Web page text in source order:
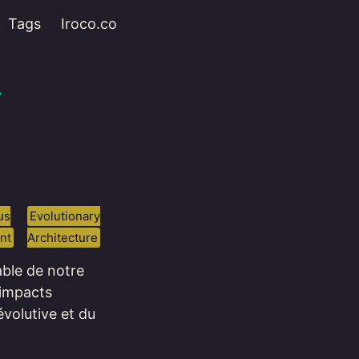
Tags Iroco.co
Evolutionary
Architecture
de notre
et du